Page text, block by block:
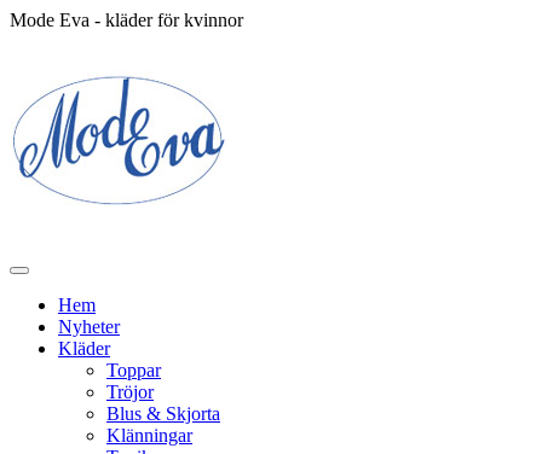
Mode Eva - kläder för kvinnor
Hem
Nyheter
Kläder
Toppar
Tröjor
Blus & Skjorta
Klänningar